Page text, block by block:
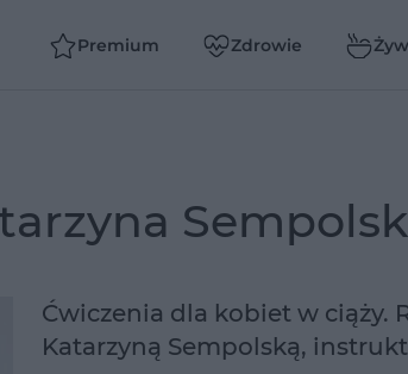
Premium Zdrowie
Ćwiczenia dla kobiet w ciąży.
Katarzyną Sempolską,